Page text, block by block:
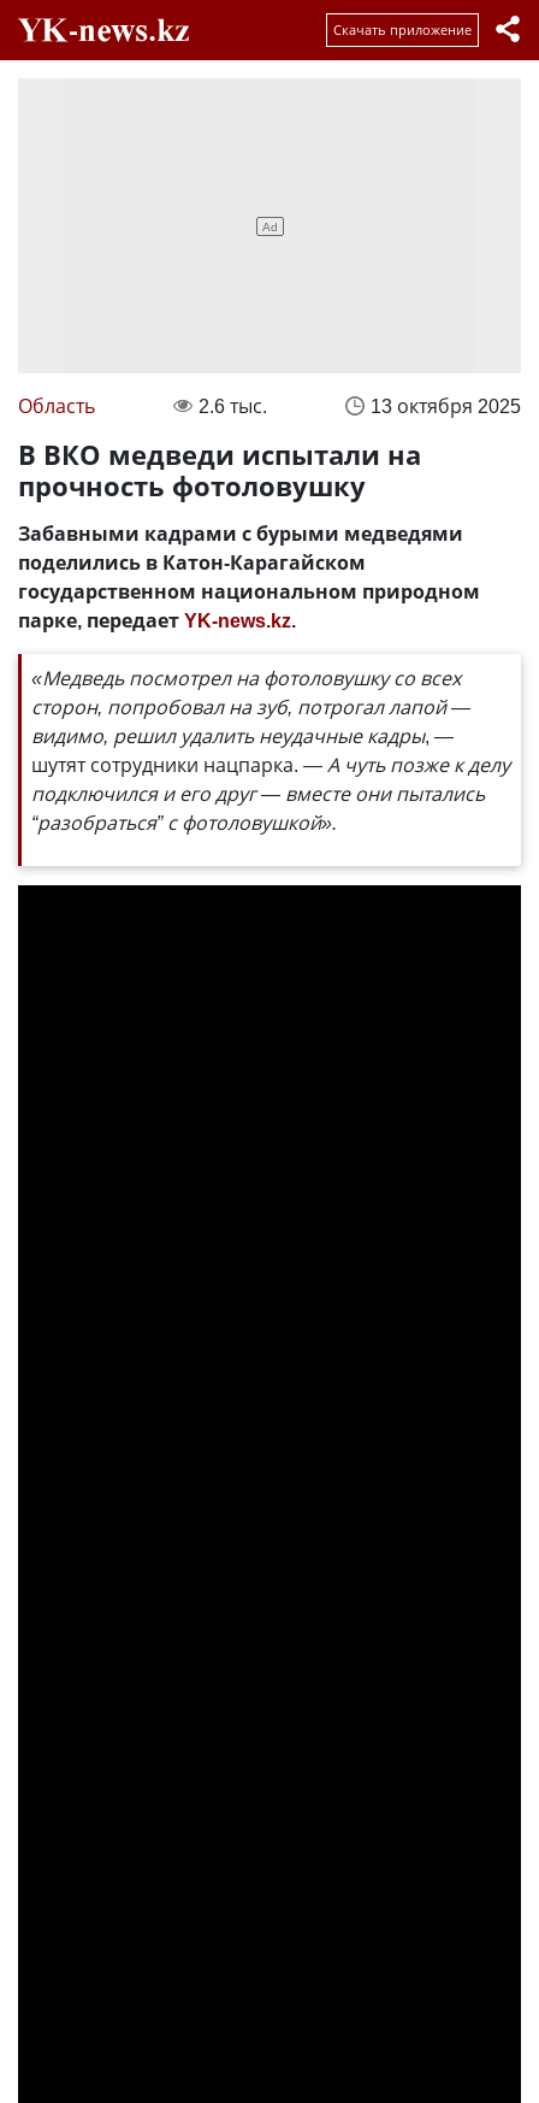
Скачать приложение
Область 2.6 тыс. 13 октября 2025
В ВКО медведи испытали на
прочность фотоловушку
Забавными кадрами с бурыми медведями
поделились в Катон-Карагайском
государственном национальном природном
парке, передаетYK-news.kz.
«Медведь посмотрел на фотоловушку со всех
сторон, попробовал на зуб, потрогал лапой —
видимо, решил удалить неудачные кадры, —
шутят сотрудники нацпарка. — А чуть позже к делу
подключился и его друг — вместе они пытались
“разобраться” с фотоловушкой».